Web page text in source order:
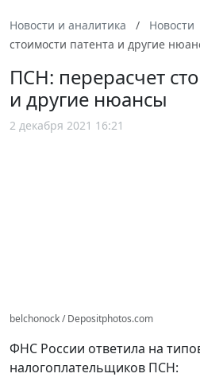
Новости и аналитика Новости
стоимости патента и другие
ПСН: перерасчет
и другие нюансы
2 декабря 2021 16:21
belchonock / Depositphotos.com
ФНС России ответила на
налогоплательщиков ПСН: